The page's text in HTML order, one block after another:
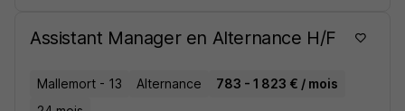
Assistant Manager en Alternance H/F
Mallemort - 13 Alternance
783 - 1 823 € / mois